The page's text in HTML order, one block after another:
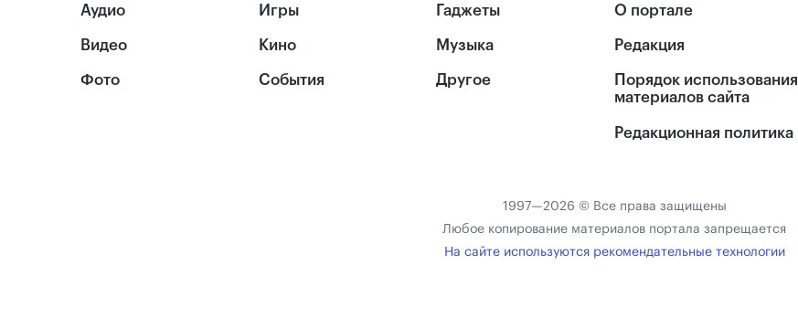
Аудио
Видео
Фото
Игры
Кино
События
Гаджеты
Музыка
Другое
О портале
Редакция
Порядок использования
материалов сайта
Редакционная политика
1997—2026 © Все права защищены
Любое копирование материалов портала запрещается
На сайте используются рекомендательные технологии